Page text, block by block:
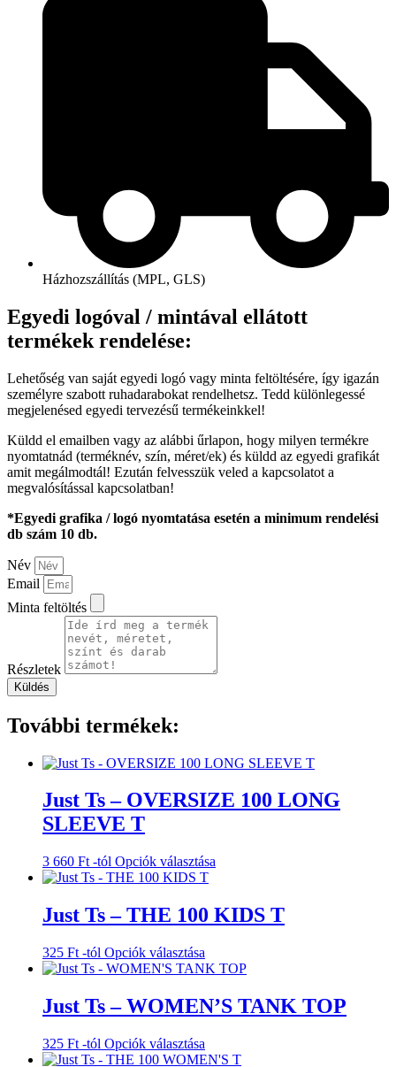
Házhozszállítás (MPL, GLS)
Egyedi logóval / mintával ellátott
termékek rendelése:
Lehetőség van saját egyedi logó vagy minta feltöltésére, így igazán
személyre szabott ruhadarabokat rendelhetsz. Tedd különlegessé
megjelenésed egyedi tervezésű termékeinkkel!
Küldd el emailben vagy az alábbi űrlapon, hogy milyen termékre
nyomtatnád (terméknév, szín, méret/ek) és küldd az egyedi grafikát
amit megálmodtál! Ezután felvesszük veled a kapcsolatot a
megvalósítással kapcsolatban!
*Egyedi grafika / logó nyomtatása esetén a minimum rendelési
db szám 10 db.
Név
Email
Minta feltöltés
Részletek
Küldés
További termékek:
Just Ts – OVERSIZE 100 LONG
SLEEVE T
3 660 Ft -tól Opciók választása
több
variációja
változatok
termékoldalon
választhatók
Just Ts – THE 100 KIDS T
325 Ft -tól Opciók választása
a
több
variációja
A
változatok
Just Ts – WOMEN’S TANK TOP
325 Ft -tól Opciók választása
a